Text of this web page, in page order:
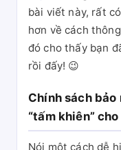
bài viết này, rất
hơn về cách
đó cho thấy bạn
rồi đấy! 😉
Chính sách bảo
“tấm khiên”
Nói một cách dễ